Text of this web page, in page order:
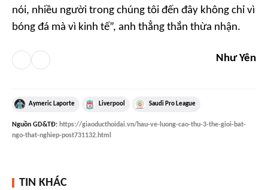
nói, nhiều người trong chúng tôi đến đây không chỉ vì
bóng đá mà vì kinh tế”, anh thẳng thắn thừa nhận.
Như Yên
Aymeric Laporte Liverpool Saudi Pro League
Nguồn GD&TĐ: https://giaoducthoidai.vn/hau-ve-luong-cao-thu-3-the-gioi-bat-
ngo-that-nghiep-post731132.html
TIN KHÁC